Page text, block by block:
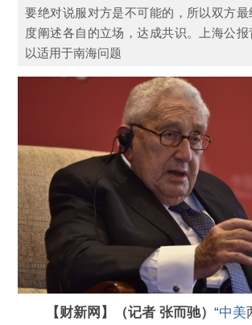
要绝对说服对方是不可能的，所以双方最
度阐述各自的立场，达成共识。上海公
以适用于南海问题
【财新网】（记者 张而驰）“中美